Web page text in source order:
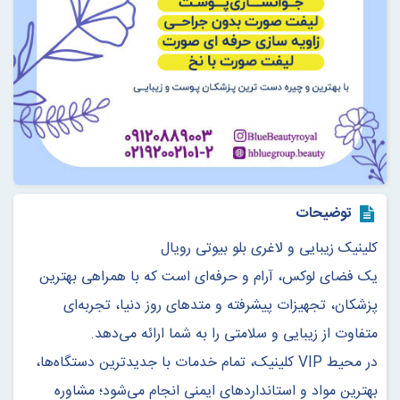
توضیحات
کلینیک زیبایی و لاغری بلو بیوتی رویال
یک فضای لوکس، آرام و حرفه‌ای است که با همراهی بهترین
پزشکان، تجهیزات پیشرفته و متدهای روز دنیا، تجربه‌ای
متفاوت از زیبایی و سلامتی را به شما ارائه می‌دهد.
در محیط VIP کلینیک، تمام خدمات با جدیدترین دستگاه‌ها،
بهترین مواد و استانداردهای ایمنی انجام می‌شود؛ مشاوره